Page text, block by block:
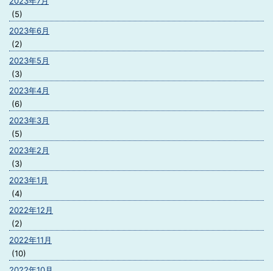
(5)
2023年6月
(2)
2023年5月
(3)
2023年4月
(6)
2023年3月
(5)
2023年2月
(3)
2023年1月
(4)
2022年12月
(2)
2022年11月
(10)